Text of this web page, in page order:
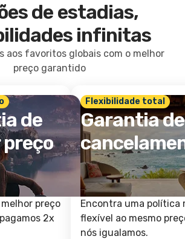
de estadias,
infinitas
aos favoritos globais com o melhor
preço garantido
de
preço
2x
Flexibilidade total
Garantia de
Encontra uma política
flexível ao mesmo
nós igualamos.